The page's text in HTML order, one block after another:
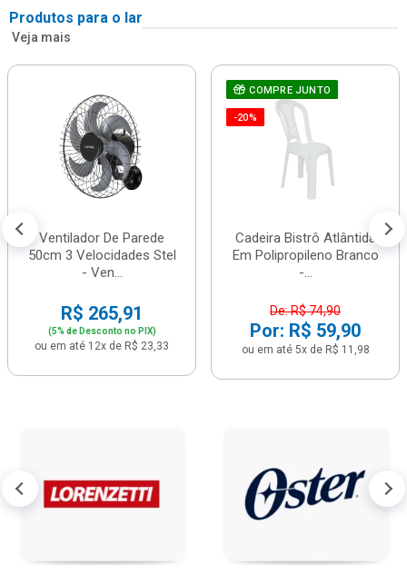
Produtos para o lar
Veja mais
Ventilador De Parede
50cm 3 Velocidades Stel
- Ven...
R$ 265,91
(5% de Desconto no PIX)
ou em até 12x de R$ 23,33
COMPRE JUNTO
-20%
Cadeira Bistrô Atlântida
Em Polipropileno Branco
-...
De: R$ 74,90
Por: R$ 59,90
ou em até 5x de R$ 11,98